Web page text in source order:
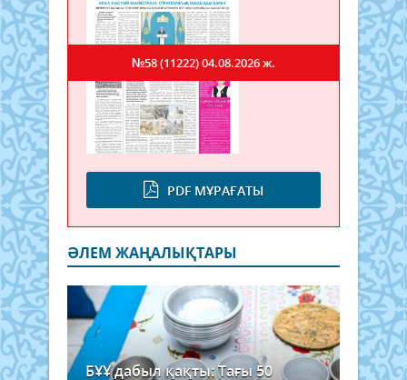
PDF МҰРАҒАТЫ
№58 (11222)04.08.2026 ж.
ӘЛЕМ ЖАҢАЛЫҚТАРЫ
БҰҰ дабыл қақты: Тағы 50